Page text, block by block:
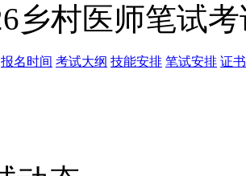
乡村医师笔试
报名时间 考试大纲 技能安排 笔试安排 证